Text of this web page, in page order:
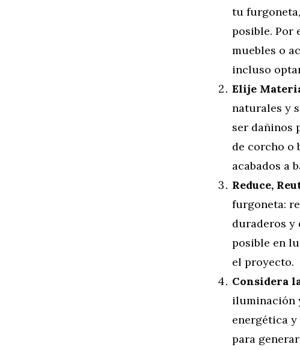
tu
posible. Por
muebles o
incluso
Elije
naturales y
ser dañinos
de corcho o
acabados a
Reduce,
furgoneta:
duraderos y
posible en
el proyecto.
Considera
iluminación
energética y
para